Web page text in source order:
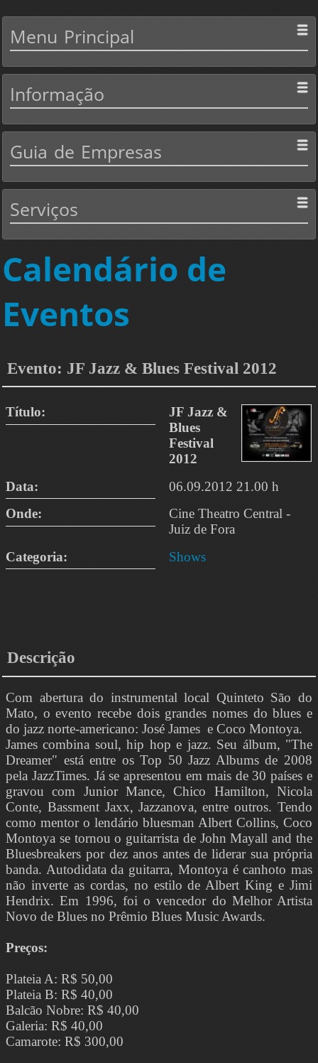
Menu Principal
Informação
Guia de Empresas
Serviços
Calendário de
Eventos
Evento: JF Jazz & Blues Festival 2012
Título:
JF Jazz &
Blues
Festival
2012
Data:
06.09.2012 21.00 h
Onde:
Cine Theatro Central -
Juiz de Fora
Categoria:
Shows
Descrição
Com abertura do instrumental local Quinteto São do
Mato, o evento recebe dois grandes nomes do blues e
do jazz norte-americano: José James e Coco Montoya.
James combina soul, hip hop e jazz. Seu álbum, "The
Dreamer" está entre os Top 50 Jazz Albums de 2008
pela JazzTimes. Já se apresentou em mais de 30 países e
gravou com Junior Mance, Chico Hamilton, Nicola
Conte, Bassment Jaxx, Jazzanova, entre outros. Tendo
como mentor o lendário bluesman Albert Collins, Coco
Montoya se tornou o guitarrista de John Mayall and the
Bluesbreakers por dez anos antes de liderar sua própria
banda. Autodidata da guitarra, Montoya é canhoto mas
não inverte as cordas, no estilo de Albert King e Jimi
Hendrix. Em 1996, foi o vencedor do Melhor Artista
Novo de Blues no Prêmio Blues Music Awards.
Preços:
Plateia A: R$ 50,00
Plateia B: R$ 40,00
Balcão Nobre: R$ 40,00
Galeria: R$ 40,00
Camarote: R$ 300,00